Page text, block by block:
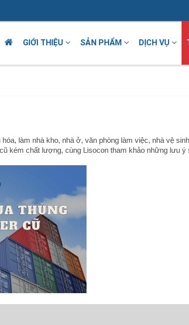
GIỚI THIỆU SẢN PHẨM DỊCH VỤ
làm nhà kho, nhà ở, văn phòng làm việc, nhà vệ sinh
kém chất lượng, cùng Lisocon tham khảo những lưu ý